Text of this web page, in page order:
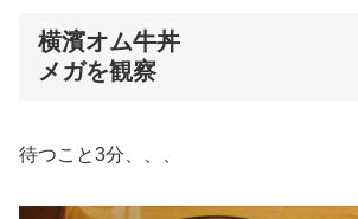
横濱オム牛丼
メガを観察
待つこと3分、、、